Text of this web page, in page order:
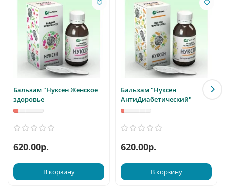
Бальзам "Нуксен Женское
здоровье
620.00р.
В корзину
Бальзам "Нуксен
АнтиДиабетический"
620.00р.
В корзину